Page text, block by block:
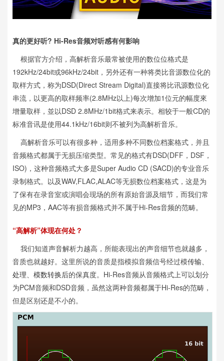
真的更好听? Hi-Res音频对听感有何影响
根据官方介绍，高解析音乐最常被使用的数位位格式是
192kHz/24bit或96kHz/24bit，另外还有一种将类比音源数位化的
取样方式，称为DSD(Direct Stream Digital)直接将比讯源数位化
串流，以更高的取样频率(2.8MHz以上)每次增加1位元的幅度來
增量取样，並以DSD 2.8MHz/1bit格式来表示。相较于一般CD的
标准音讯是使用44.1kHz/16bit则不被列为高解析音乐。
高解析音乐可以有很多种，适用多种不同数位档案格式，并且
音频格式都属于无损压缩类型。常见的格式有DSD(DFF，DSF，
ISO)，这种音频格式大多是Super Audio CD (SACD)的专业音乐
录制格式。以及WAV,FLAC,ALAC等无损数位档案格式，这是为
了保有在录音室或演唱会现场的所有原始音源及细节，而我们常
见的MP3，AAC等有损音频格式并不属于Hi-Res音频的范畴。
“高解析”体现在何处？
我们知道声音解析力越高，所能表现出的声音细节也就越多，
音质也就越好。这里所说的音质是指模拟音频信号经过模传输、
处理、模数转换后的保真度。Hi-Res音频从音频格式上可以划分
为PCM音频和DSD音频，虽然这两种音频都属于Hi-Res的范畴，
但是区别还是不小的。